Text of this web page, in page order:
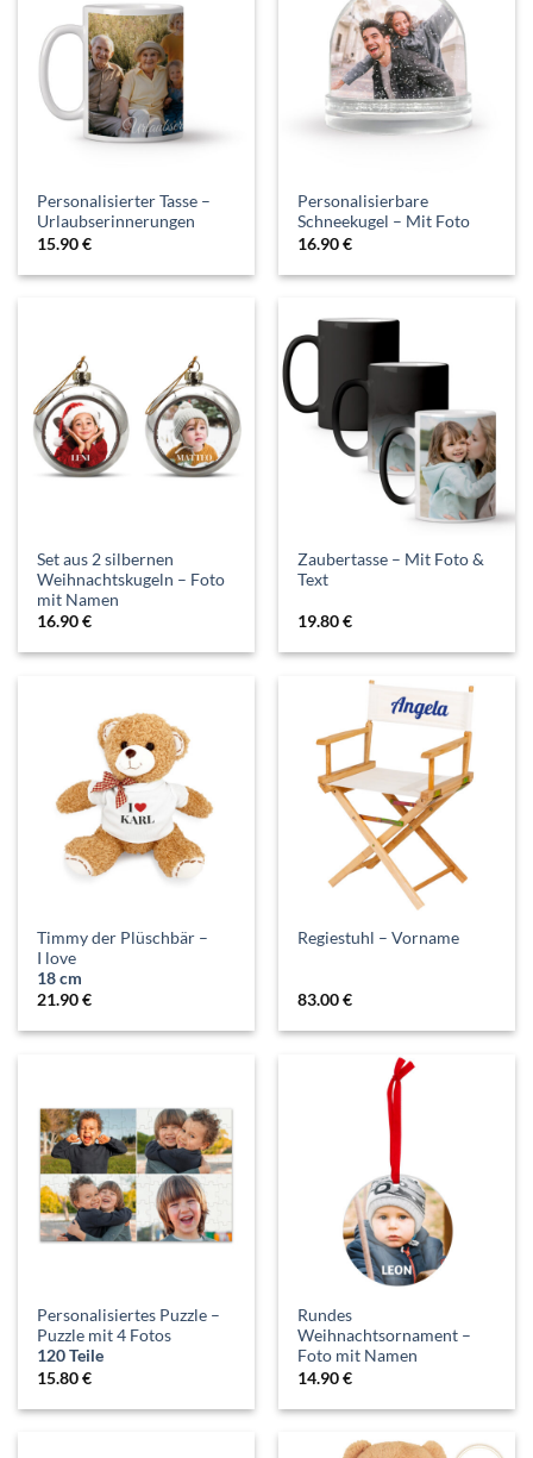
Personalisierter Tasse –
Urlaubserinnerungen
15.90€
Personalisierbare
Schneekugel – Mit Foto
16.90€
Set aus 2 silbernen
Weihnachtskugeln – Foto
mit Namen
16.90€
Zaubertasse – Mit Foto &
Text
19.80€
Timmy der Plüschbär –
I love
18 cm
21.90€
Regiestuhl – Vorname
83.00€
Personalisiertes Puzzle –
Puzzle mit 4 Fotos
120 Teile
15.80€
Rundes
Weihnachtsornament –
Foto mit Namen
14.90€